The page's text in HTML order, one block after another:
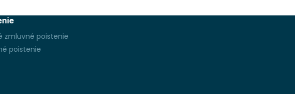
zmluvné poistenie
poistenie